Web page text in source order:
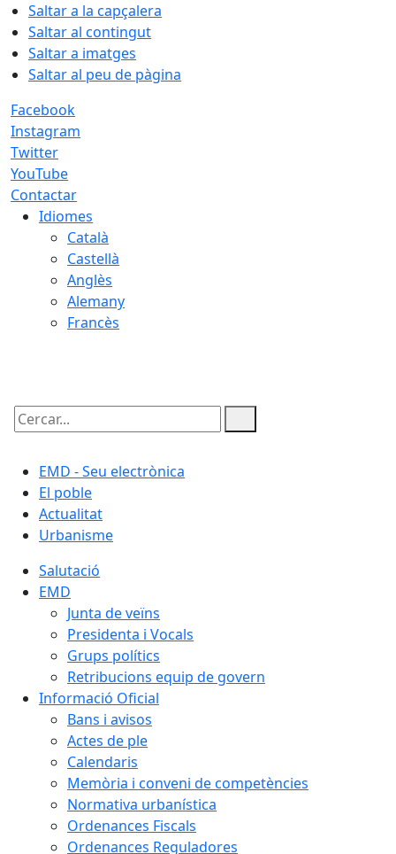
Saltar a la capçalera
Saltar al contingut
Saltar a imatges
Saltar al peu de pàgina
Facebook
Instagram
Twitter
YouTube
Contactar
Idiomes
Català
Castellà
Anglès
Alemany
Francès
Cercar:
EMD - Seu electrònica
El poble
Actualitat
Urbanisme
Salutació
EMD
Junta de veïns
Presidenta i Vocals
Grups polítics
Retribucions equip de govern
Informació Oficial
Bans i avisos
Actes de ple
Calendaris
Memòria i conveni de competències
Normativa urbanística
Ordenances Fiscals
Ordenances Reguladores